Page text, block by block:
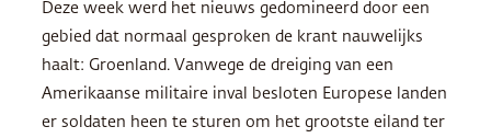
Deze week werd het nieuws gedomineerd door een
gebied dat normaal gesproken de krant nauwelijks
haalt: Groenland. Vanwege de dreiging van een
Amerikaanse militaire inval besloten Europese landen
er soldaten heen te sturen om het grootste eiland ter